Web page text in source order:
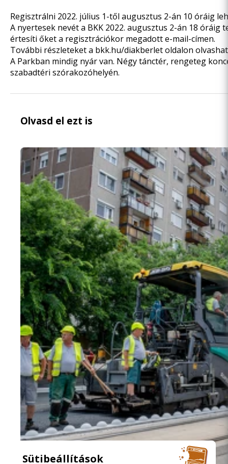
Regisztrálni 2022. július 1-től augusztus 2-án 10 óráig
A nyertesek nevét a BKK 2022. augusztus 2-án 18 óráig
értesíti őket a regisztrációkor megadott e-mail-címen.
További részleteket a bkk.hu/diakberlet oldalon
A Parkban mindig nyár van. Négy tánctér, rengeteg
szabadtéri szórakozóhelyén.
Olvasd el ezt is
Sütibeállítások